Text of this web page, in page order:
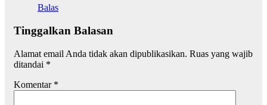
Balas
Tinggalkan Balasan
Alamat email Anda tidak akan dipublikasikan. Ruas yang wajib
ditandai *
Komentar *